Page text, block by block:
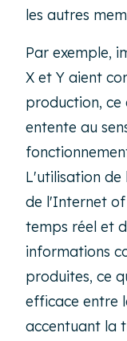
les autres
Par exemple,
X et Y aient
production, ce
entente au
L'utilisation de
de l'Internet of
temps réel et
informations
produites, ce
efficace entre
accentuant la